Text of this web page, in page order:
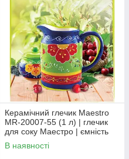
Керамічний глечик Maestro
MR-20007-55 (1 л) | глечик
для соку Маестро | ємність
для води Маестро
В наявності